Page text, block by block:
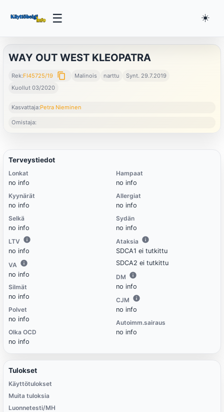
☰ ☀️
WAY OUT WEST KLEOPATRA
Rek:FI45725/19 content_copy Malinois narttu
Synt. 29.7.2019
Kuollut 03/2020
Kasvattaja:Petra Nieminen
Omistaja:
Terveystiedot
Lonkat
no info
Kyynärät
no info
Selkä
no info
LTV
no info
VA
no info
Silmät
no info
Polvet
no info
Olka OCD
no info
Hampaat
no info
Allergiat
no info
Sydän
no info
Ataksia
SDCA1 ei tutkittu
SDCA2 ei tutkittu
DM
no info
CJM
no info
Autoimm.sairaus
no info
Tulokset
Käyttötulokset
Muita tuloksia
Luonnetesti/MH